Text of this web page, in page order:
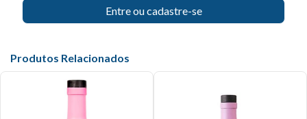
Entre ou cadastre-se
Produtos Relacionados